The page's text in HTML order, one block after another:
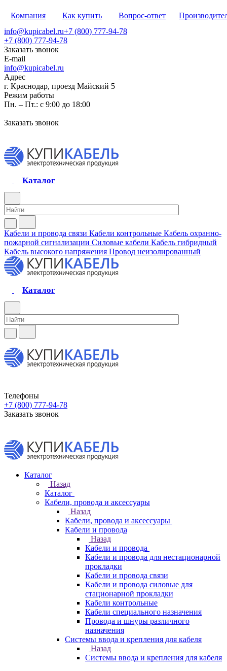
Компания Как купить Вопрос-ответ
info@kupicabel.ru+7 (800) 777-94-78
+7 (800) 777-94-78
Заказать звонок
E-mail
info@kupicabel.ru
Адрес
г. Краснодар, проезд Майский 5
Режим работы
Пн. – Пт.: с 9:00 до 18:00
Заказать звонок
Каталог
Кабели и провода связи Кабели контрольные Кабель охранно-
пожарной сигнализации Силовые кабели Кабель гибридный
Кабель высокого напряжения Провод неизолированный
Каталог
Телефоны
+7 (800) 777-94-78
Заказать звонок
Каталог
Назад
Каталог
Кабели, провода и аксессуары
Назад
Кабели, провода и аксессуары
Кабели и провода
Назад
Кабели и провода
Кабели и провода для нестационарной
прокладки
Кабели и провода связи
Кабели и провода силовые для
стационарной прокладки
Кабели контрольные
Кабели специального назначения
Провода и шнуры различного
назначения
Системы ввода и крепления для кабеля
Назад
Системы ввода и крепления для кабеля